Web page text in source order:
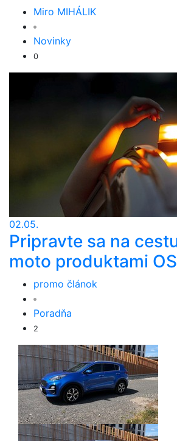
Miro MIHÁLIK
Novinky
0
02.05.
Pripravte sa na
moto produktami
promo článok
Poradňa
2